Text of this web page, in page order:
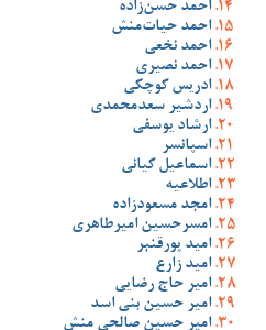
احمد حسن‌زاده
احمد حیات‌منش
احمد نخعی
احمد نصیری
ادریس کوچکی
اردشیر سعدمحمدی
ارشاد یوسفی
اسپانسر
اسماعیل کیانی
اطلاعیه
امجد مسعودزاده
امسرحسین امیرطاهری
امید پورقنبر
امید زارع
امیر حاج رضایی
امیر حسین بنی اسد
امیر حسین صالحی منش